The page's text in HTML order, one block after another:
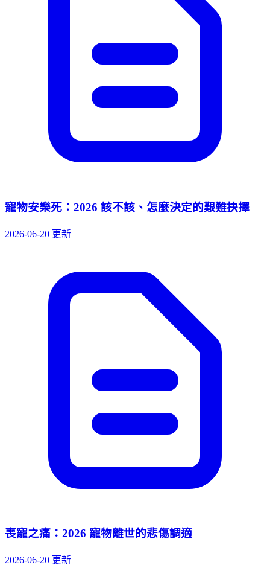
寵物安樂死：2026 該不該、怎麼決定的艱難抉擇
2026-06-20 更新
喪寵之痛：2026 寵物離世的悲傷調適
2026-06-20 更新